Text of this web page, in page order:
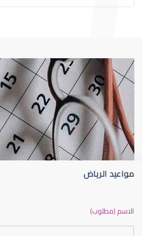
د إيثار عبدالعزيز سلامةطبيب عيون
مواعيد الرياض
الاسم (مطلوب)